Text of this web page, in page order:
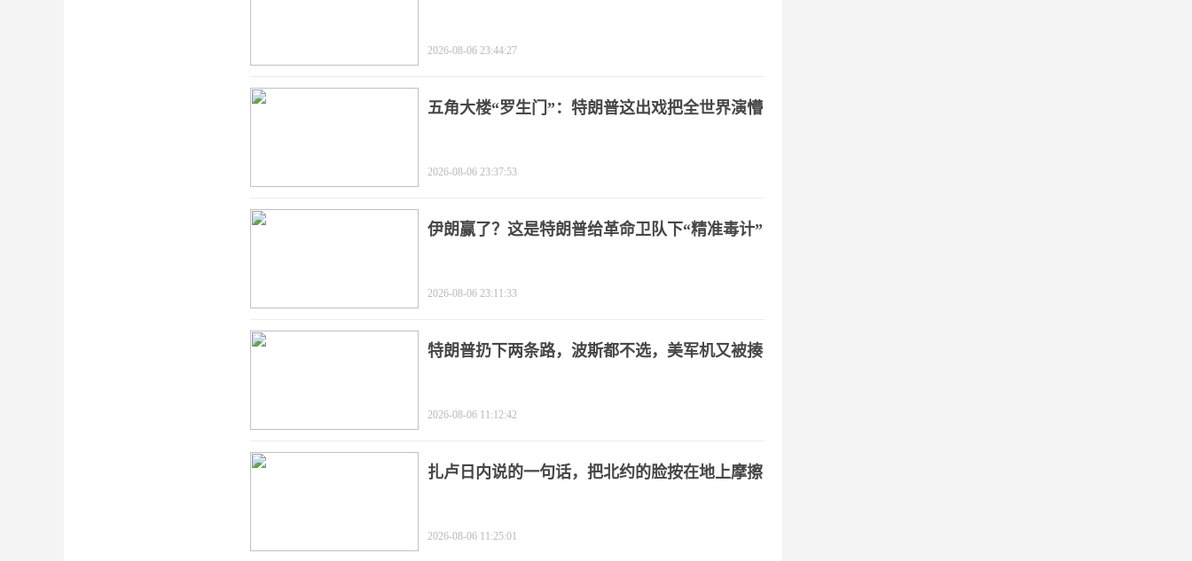
2026-08-06 23:44:27
五角大楼“罗生门”：特朗普这出戏把全世界演懵
2026-08-06 23:37:53
伊朗赢了？这是特朗普给革命卫队下“精准毒计”
2026-08-06 23:11:33
特朗普扔下两条路，波斯都不选，美军机又被揍
2026-08-06 11:12:42
扎卢日内说的一句话，把北约的脸按在地上摩擦
2026-08-06 11:25:01